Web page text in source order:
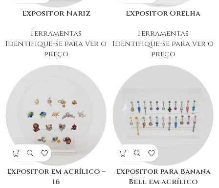
Expositor Nariz
Ferramentas
Identifique-se para ver o
preço
Expositor Orelha
Ferramentas
Identifique-se para ver o
preço
Expositor em acrílico –
16
Expositor para Banana
Bell em acrílico